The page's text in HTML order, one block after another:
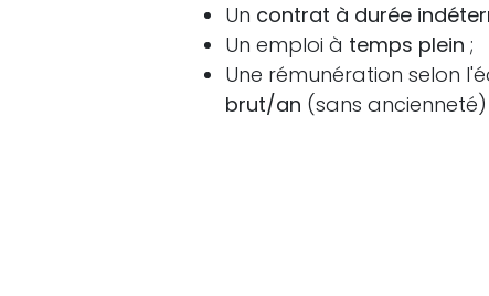
Un contrat à durée
Un emploi à temps plein ;
Une rémunération selon
brut/an (sans